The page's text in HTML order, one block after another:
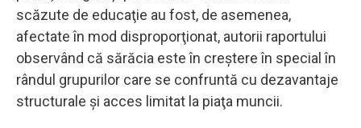
scăzute de educaţie au fost, de asemenea,
afectate în mod disproporţionat, autorii raportului
observând că sărăcia este în creştere în special în
rândul grupurilor care se confruntă cu dezavantaje
structurale şi acces limitat la piaţa muncii.